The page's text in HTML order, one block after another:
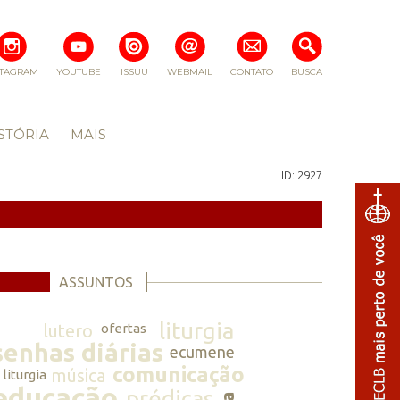
BUSCA
CONTATO
WEBMAIL
ISSUU
YOUTUBE
MAIS
ID: 2927
ASSUNTOS
lutero ofertas liturgia
diárias ecumene
liturgia música comunicação